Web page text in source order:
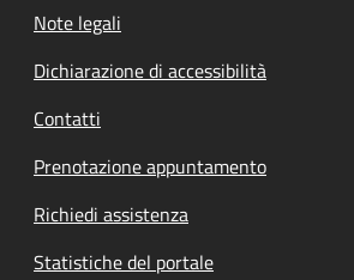
Note legali
Dichiarazione di accessibilità
Contatti
Prenotazione appuntamento
Richiedi assistenza
Statistiche del portale